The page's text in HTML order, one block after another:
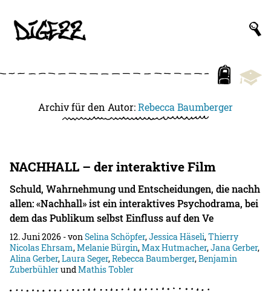
Archiv für den Autor:Rebecca Baumberger
NACHHALL – der interaktive Film
Schuld, Wahrnehmung und Entscheidungen, die nachh
allen: «Nachhall» ist ein interaktives Psychodrama, bei
dem das Publikum selbst Einfluss auf den Ve
12. Juni 2026 - vonSelina Schöpfer,Jessica Häseli,Thierry
Nicolas Ehrsam,Melanie Bürgin,Max Hutmacher,Jana Gerber,
Alina Gerber,Laura Seger,Rebecca Baumberger,Benjamin
ZuberbühlerundMathis Tobler